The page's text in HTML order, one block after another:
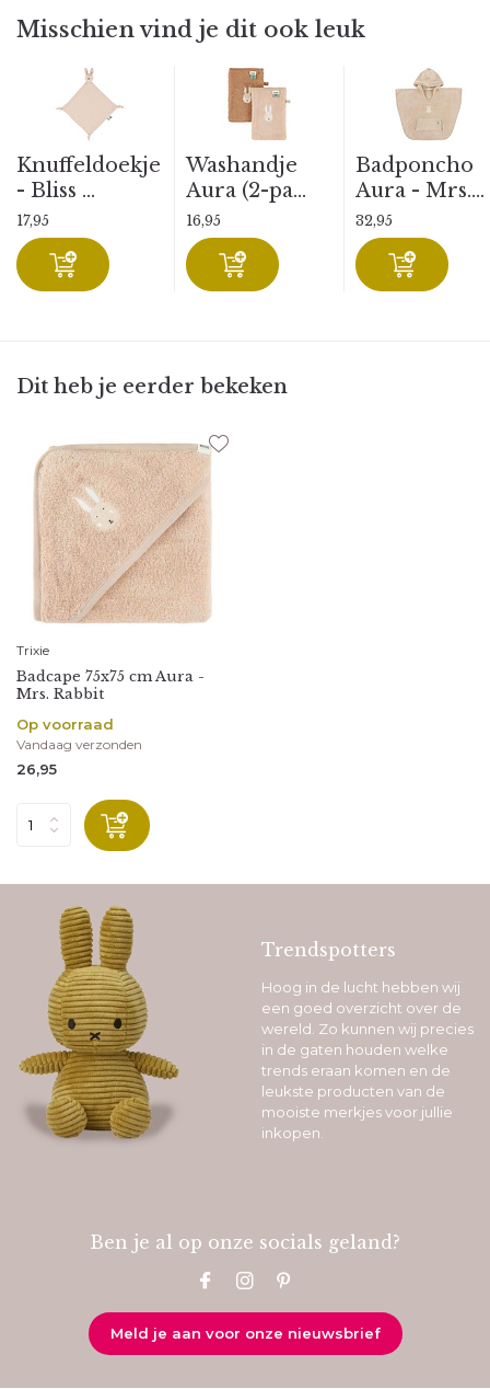
Misschien vind je dit ook leuk
Knuffeldoekje
- Bliss ...
17,95
Washandje
Aura (2-pa...
16,95
Badponcho
Aura - Mrs....
32,95
Dit heb je eerder bekeken
Trixie
Badcape 75x75 cm Aura -
Mrs. Rabbit
Op voorraad
Vandaag verzonden
26,95
Trendspotters
Hoog in de lucht hebben wij
een goed overzicht over de
wereld. Zo kunnen wij precies
in de gaten houden welke
trends eraan komen en de
leukste producten van de
mooiste merkjes voor jullie
inkopen.
Ben je al op onze socials geland?
Meld je aan voor onze nieuwsbrief